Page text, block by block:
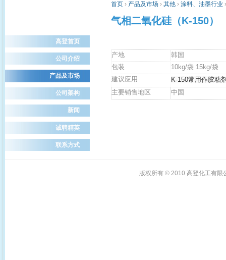
首页 › 产品及市场 › 其他 › 涂料、油墨行业 ›
气相二氧化硅（K-150）
产地
韩国
包装
10kg/袋 15kg/袋
建议应用
K-150常用作胶粘
主要销售地区
中国
高登首页
公司介绍
产品及市场
公司架构
新闻
诚聘精英
联系方式
版权所有 © 2010 高登化工有限